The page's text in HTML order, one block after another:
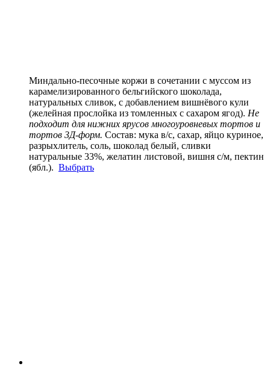
Миндально-песочные коржи в сочетании с муссом из
карамелизированного бельгийского шоколада,
натуральных сливок, с добавлением вишнёвого кули
(желейная прослойка из томленных с сахаром ягод). Не
подходит для нижних ярусов многоуровневых тортов и
тортов 3Д-форм. Состав: мука в/с, сахар, яйцо куриное,
разрыхлитель, соль, шоколад белый, сливки
натуральные 33%, желатин листовой, вишня с/м, пектин
(ябл.). Выбрать